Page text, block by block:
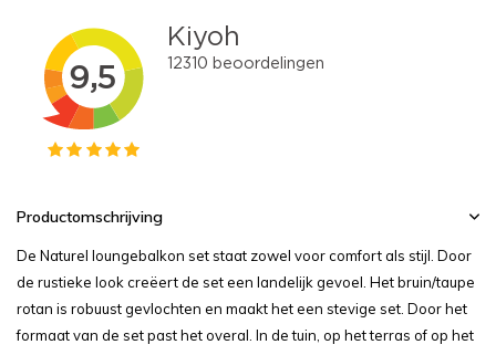
Productomschrijving
De Naturel loungebalkon set staat zowel voor comfort als stijl. Door
de rustieke look creëert de set een landelijk gevoel. Het bruin/taupe
rotan is robuust gevlochten en maakt het een stevige set. Door het
formaat van de set past het overal. In de tuin, op het terras of op het